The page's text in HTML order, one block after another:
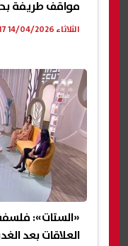
مواقف طريفة
الثلاثاء 14/04/2026 09:17 م
«الستات»:
العلاقات بعد